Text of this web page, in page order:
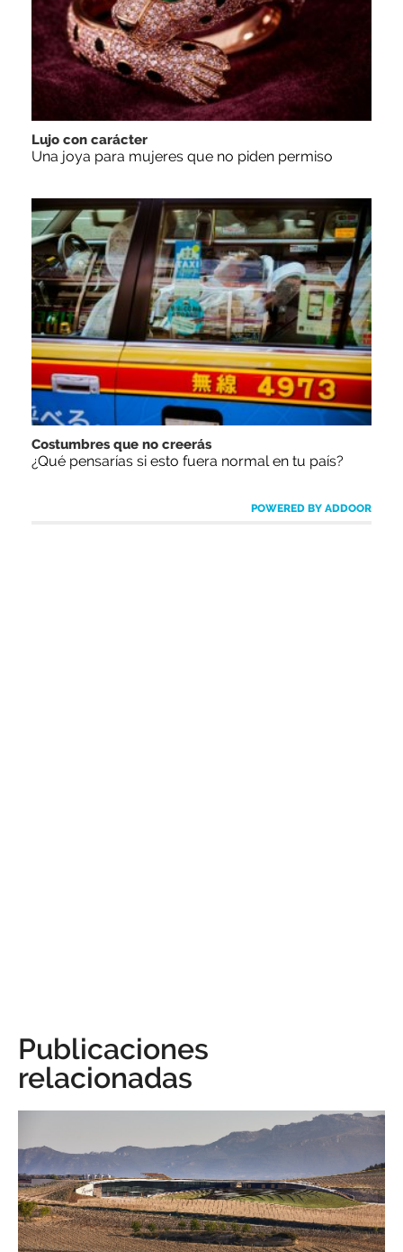
Lujo con carácter
Una joya para mujeres que no piden permiso
Costumbres que no creerás
¿Qué pensarías si esto fuera normal en tu país?
POWERED BY ADDOOR
Publicaciones
relacionadas